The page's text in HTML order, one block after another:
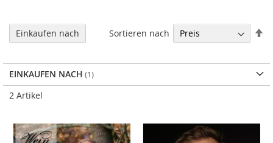
2 Artikel
Sortieren nach
Einkaufen nach
EINKAUFEN NACH